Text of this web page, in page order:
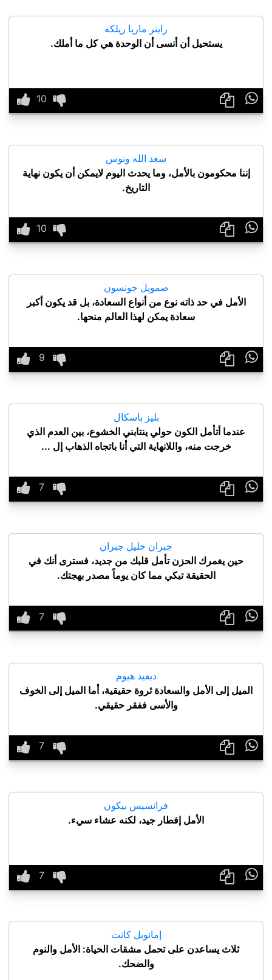
راينر ماريا ريلكه
يستحيل أن أنسى أن الوحدة هي كل ما أملك.

سعد الله ونوس
إننا محكومون بالأمل، وما يحدث اليوم لايمكن أن يكون نهاية
التاريخ.

صمويل جونسون
الأمل في حد ذاته نوع من أنواع السعادة، بل قد يكون أكبر
سعادة يمكن لهذا العالم منحها.

بليز باسكال
عندما أتأمل الكون حولي ينتابني الخشوع، بين العدم الذي
خرجت منه، واللانهاية التي أنا باتجاه الذهاب إل ...

جبران خليل جبران
حين يغمرك الحزن تأمل قلبك من جديد، فسترى أنك في
الحقيقة تبكي مما كان يوماً مصدر بهجتك.

ديفيد هيوم
الميل إلى الأمل والسعادة ثروة حقيقية، أما الميل إلى الخوف
والأسى ففقر حقيقي.

فرانسيس بيكون
الأمل إفطار جيد، لكنه عشاء سيء.

إمانويل كانت
ثلاث يساعدن على تحمل مشقات الحياة: الأمل والنوم
والضحك.